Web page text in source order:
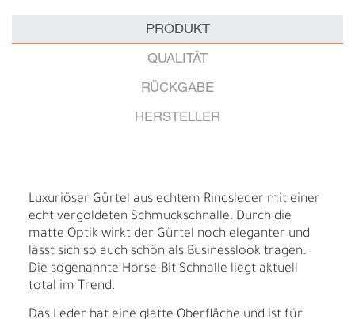
PRODUKT
QUALITÄT
RÜCKGABE
HERSTELLER
Luxuriöser Gürtel aus echtem Rindsleder mit einer
echt vergoldeten Schmuckschnalle. Durch die
matte Optik wirkt der Gürtel noch eleganter und
lässt sich so auch schön als Businesslook tragen.
Die sogenannte Horse-Bit Schnalle liegt aktuell
total im Trend.
Das Leder hat eine glatte Oberfläche und ist für